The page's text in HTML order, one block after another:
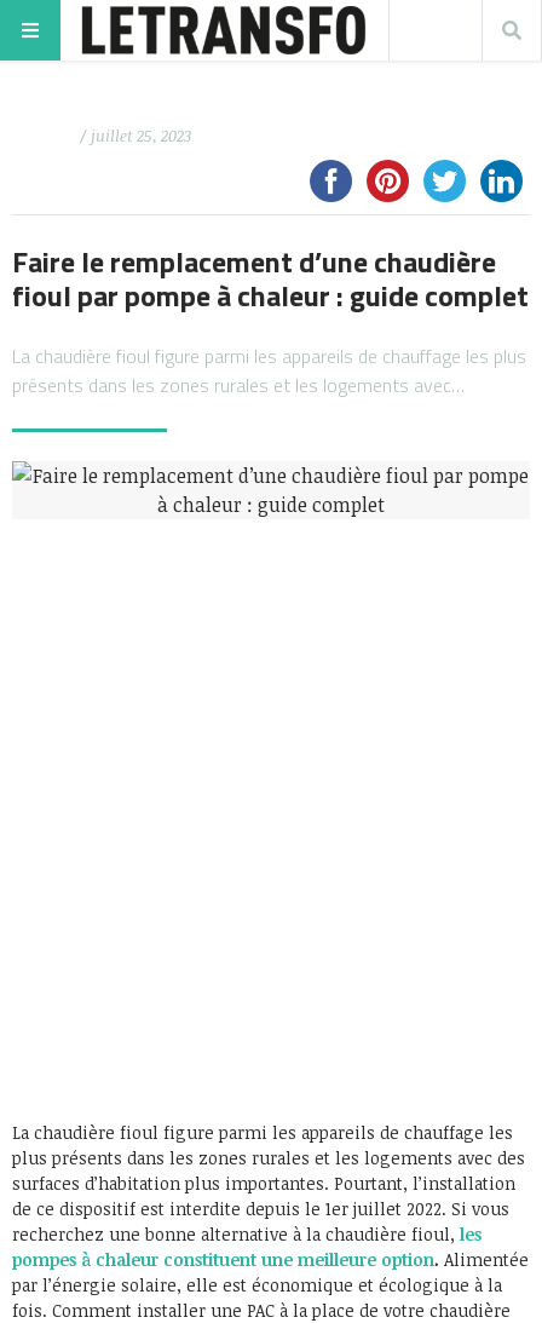
/ juillet 25, 2023
Faire le remplacement d’une chaudière
fioul par pompe à chaleur : guide complet
La chaudière fioul figure parmi les appareils de chauffage les plus
présents dans les zones rurales et les logements avec…
La chaudière fioul figure parmi les appareils de chauffage les
plus présents dans les zones rurales et les logements avec des
surfaces d’habitation plus importantes. Pourtant, l’installation
de ce dispositif est interdite depuis le 1er juillet 2022. Si vous
recherchez une bonne alternative à la chaudière fioul, les
pompes à chaleur constituent une meilleure option. Alimentée
par l’énergie solaire, elle est économique et écologique à la
fois. Comment installer une PAC à la place de votre chaudière